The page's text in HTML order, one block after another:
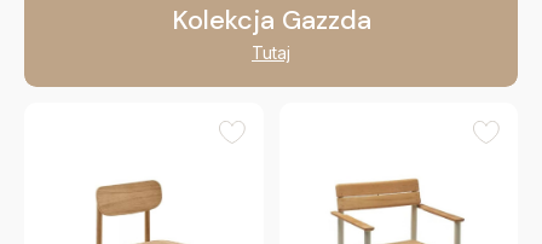
Kolekcja Gazzda
Tutaj